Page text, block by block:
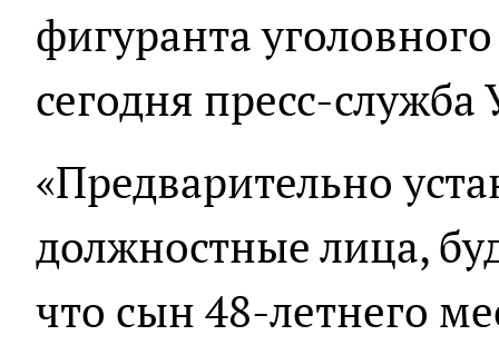
фигуранта
сегодня пресс-
«Предварительно
должностные лица,
что сын 48-летнего